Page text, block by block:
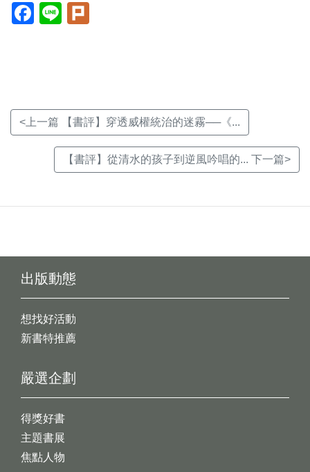
Facebook(另
開
Line(另
開
<上一篇 【書評】穿透威權統治的迷霧──《...
【書評】從清水的孩子到逆風吟唱的... 下一篇>
出版動態
想找好活動
新書特推薦
嚴選企劃
得獎好書
主題書展
焦點人物